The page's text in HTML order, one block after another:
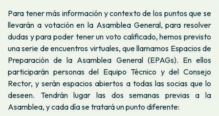
Para tener más información y contexto de los puntos que se
llevarán a votación en la Asamblea General, para resolver
dudas y para poder tener un voto calificado, hemos previsto
una serie de encuentros virtuales, que llamamos Espacios de
Preparación de la Asamblea General (EPAGs). En ellos
participarán personas del Equipo Técnico y del Consejo
Rector, y serán espacios abiertos a todas las socias que lo
deseen. Tendrán lugar las dos semanas previas a la
Asamblea, y cada día se tratará un punto diferente: